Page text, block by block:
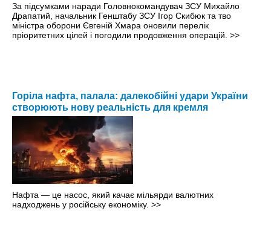
За підсумками наради Головнокомандувач ЗСУ Михайло
Драпатий, начальник Генштабу ЗСУ Ігор Скибюк та тво
міністра оборони Євгеній Хмара оновили перелік
пріоритетних цілей і погодили продовження операцій. >>
Горіла нафта, палала: далекобійні удари України
створюють нову реальність для кремля
Нафта — це насос, який качає мільярди валютних
надходжень у російську економіку. >>